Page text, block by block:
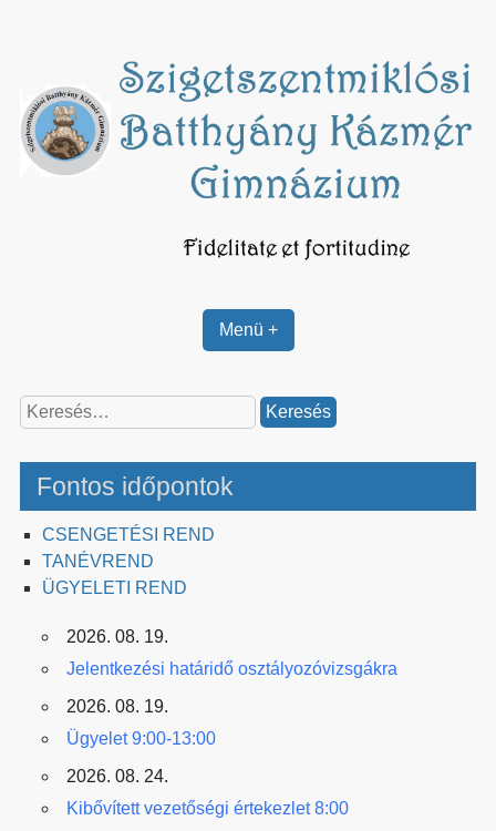
Menü +
Keresés:
Fontos időpontok
CSENGETÉSI REND
TANÉVREND
ÜGYELETI REND
2026. 08. 19.
Jelentkezési határidő osztályozóvizsgákra
2026. 08. 19.
Ügyelet 9:00-13:00
2026. 08. 24.
Kibővített vezetőségi értekezlet 8:00